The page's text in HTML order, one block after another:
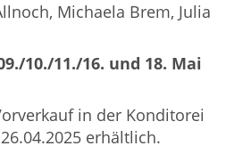
Michaela Brem, Julia
10./11./16. und 18. Mai
in der Konditorei
erhältlich.